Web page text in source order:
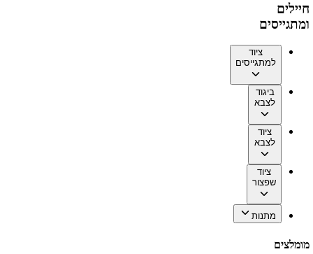
חיילים
ומתגייסים
ציוד
למתגייסים
ביגוד
לצבא
ציוד
לצבא
ציוד
שפצור
מתנות
מומלצים